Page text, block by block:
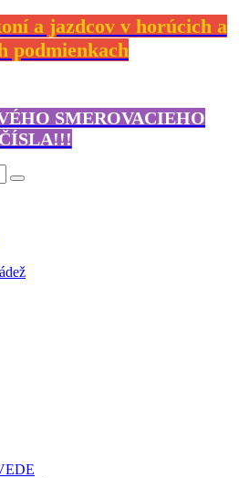
a jazdcov v horúcich a
podmienkach
SMEROVACIEHO
ČÍSLA!!!